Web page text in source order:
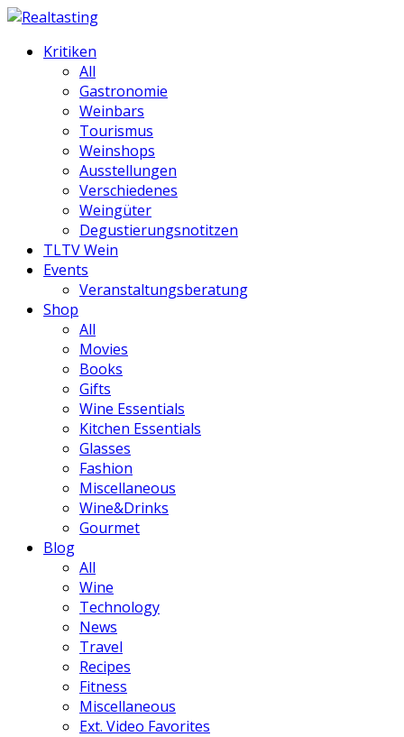
Kritiken
All
Gastronomie
Weinbars
Tourismus
Weinshops
Ausstellungen
Verschiedenes
Weingüter
Degustierungsnotitzen
TLTV Wein
Events
Veranstaltungsberatung
Shop
All
Movies
Books
Gifts
Wine Essentials
Kitchen Essentials
Glasses
Fashion
Miscellaneous
Wine&Drinks
Gourmet
Blog
All
Wine
Technology
News
Travel
Recipes
Fitness
Miscellaneous
Ext. Video Favorites